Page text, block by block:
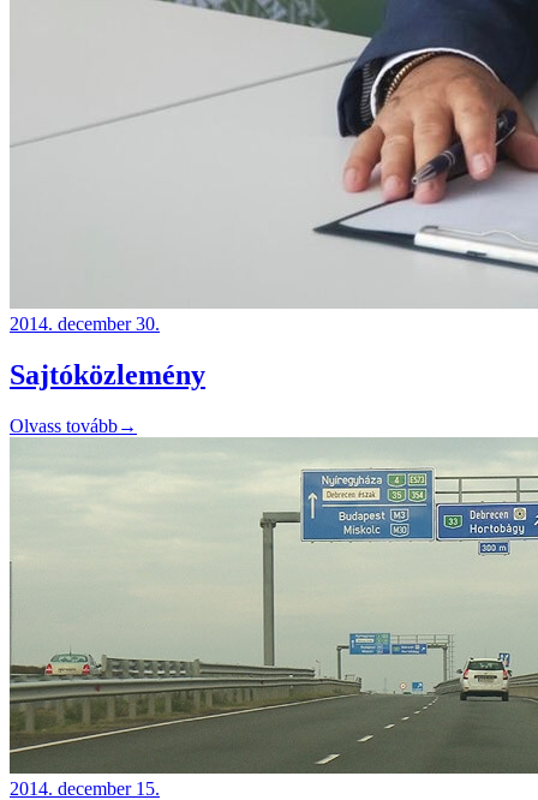
2014. december 30.
Sajtóközlemény
Olvass tovább→
2014. december 15.